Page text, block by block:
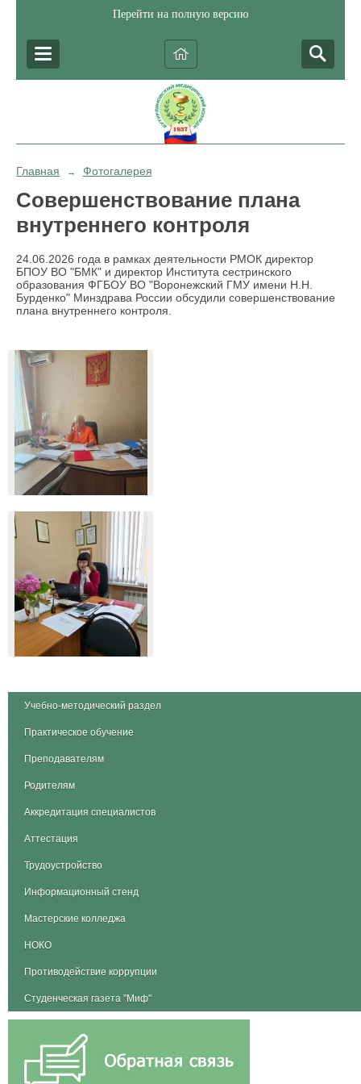
Перейти на полную версию
Главная → Фотогалерея
Совершенствование плана
внутреннего контроля
24.06.2026 года в рамках деятельности РМОК директор
БПОУ ВО "БМК" и директор Института сестринского
образования ФГБОУ ВО "Воронежский ГМУ имени Н.Н.
Бурденко" Минздрава России обсудили совершенствование
плана внутреннего контроля.
Учебно-методический раздел
Практическое обучение
Преподавателям
Родителям
Аккредитация специалистов
Аттестация
Трудоустройство
Информационный стенд
Мастерские колледжа
НОКО
Противодействие коррупции
Студенческая газета "Миф"